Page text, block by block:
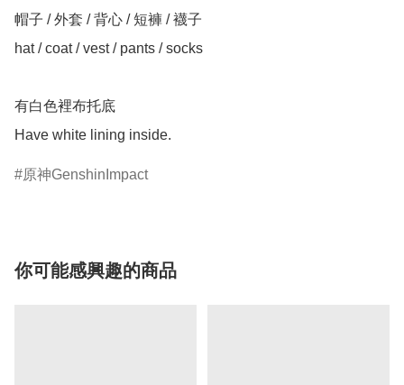
帽子 / 外套 / 背心 / 短褲 / 襪子
hat / coat / vest / pants / socks
有白色裡布托底
原神GenshinImpact
你可能感興趣的商品